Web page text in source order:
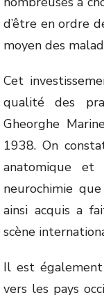
d’être en ordre
moyen des
Cet
qualité des
Gheorghe
1938. On
anatomique et
neurochimie
ainsi acquis a
scène
Il est
vers les pays